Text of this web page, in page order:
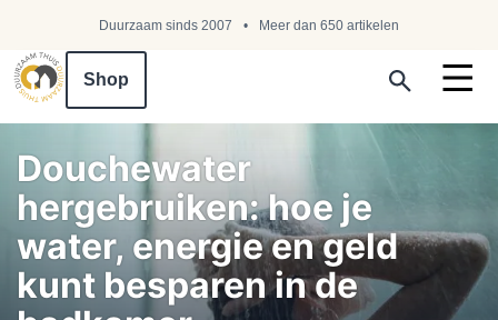
Duurzaam sinds 2007 Meer dan 650 artikelen
Shop
Douchewater
hergebruiken: hoe je
water, energie en geld
kunt besparen in de